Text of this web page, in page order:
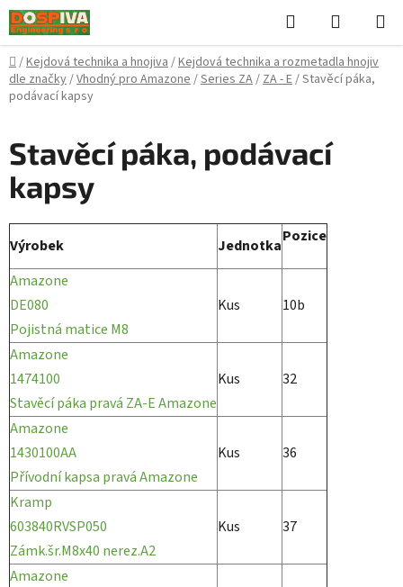
Přejít
na
obsah
Hledat
KOŠÍK
Domů
/Kejdová technika a hnojiva/Kejdová technika a rozmetadla hnojiv
dle značky/Vhodný pro Amazone/Series ZA/ZA - E/Stavěcí páka,
podávací kapsy
Stavěcí páka, podávací
kapsy
Výrobek JednotkaPozice
Amazone
DE080
Pojistná matice M8
Kus 10b
Amazone
1474100
Stavěcí páka pravá ZA-E Amazone
Kus 32
Amazone
1430100AA
Přívodní kapsa pravá Amazone
Kus 36
Kramp
603840RVSP050
Zámk.šr.M8x40 nerez.A2
Kus 37
Amazone